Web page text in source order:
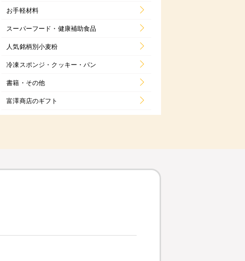
お手軽材料
スーパーフード・健康補助食品
人気銘柄別小麦粉
冷凍スポンジ・クッキー・パン
書籍・その他
富澤商店のギフト